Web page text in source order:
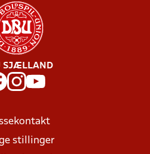
SJÆLLAND
stillinger